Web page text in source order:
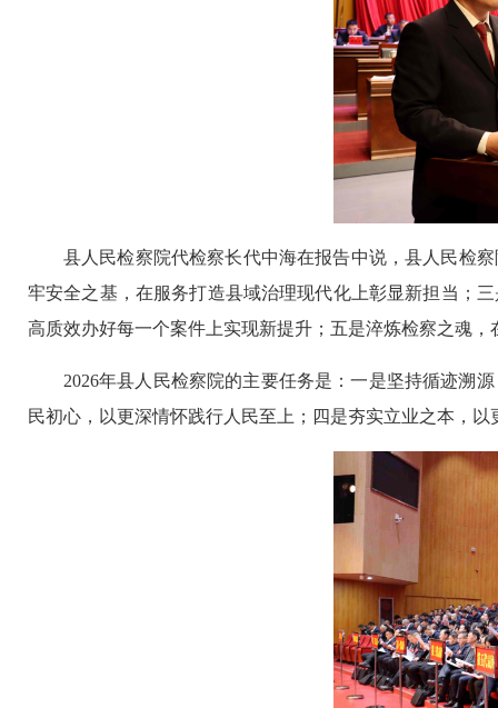
县人民检察院代检察长代中海在报告中说，县人民检
牢安全之基，在服务打造县域治理现代化上彰显新担当；
高质效办好每一个案件上实现新提升；五是淬炼检察之魂
2026年县人民检察院的主要任务是：一是坚持循迹溯
民初心，以更深情怀践行人民至上；四是夯实立业之本，